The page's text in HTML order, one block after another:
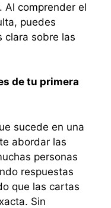
Al comprender el
puedes
clara sobre las
de tu primera
sucede en una
abordar las
personas
respuestas
que las cartas
Sin